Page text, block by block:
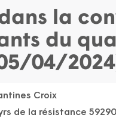
la
du
04/
Croix
de la résistance